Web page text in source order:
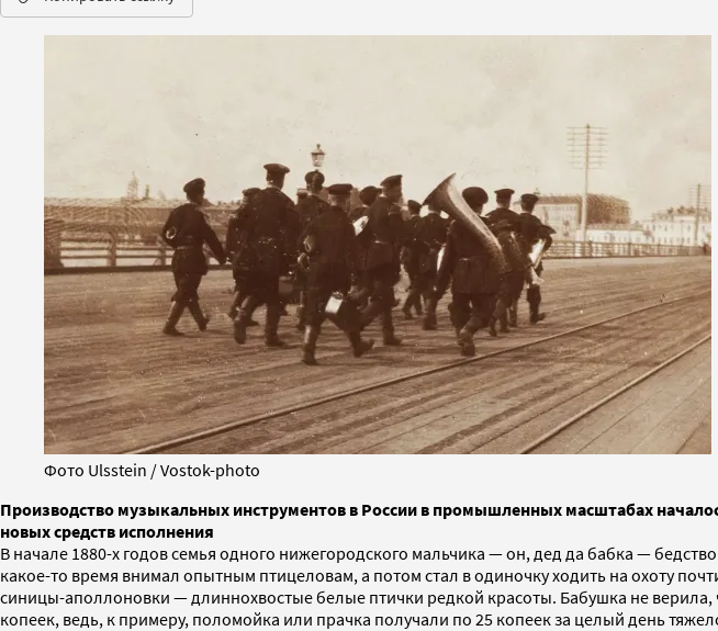
Фото Ulsstein / Vostok-photo
Производство музыкальных инструментов в России в промышленных масштабах
новых средств исполнения
В начале 1880-х годов семья одного нижегородского мальчика — он, дед да бабка —
какое-то время внимал опытным птицеловам, а потом стал в одиночку ходить на охоту
синицы-аполлоновки — длиннохвостые белые птички редкой красоты. Бабушка не
копеек, ведь, к примеру, поломойка или прачка получали по 25 копеек за целый день